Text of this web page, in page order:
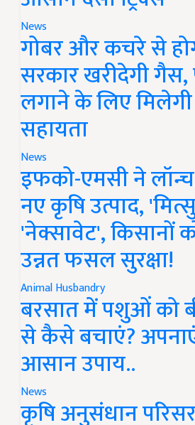
News
गोबर और कचरे से
सरकार खरीदेगी गैस,
लगाने के लिए
सहायता
News
इफको-एमसी ने
नए कृषि उत्पाद,
'नेक्सावेट', किसानों
उन्नत फसल सुरक्षा!
Animal Husbandry
बरसात में पशुओं को
से कैसे बचाएं?
आसान उपाय..
News
कृषि अनुसंधान